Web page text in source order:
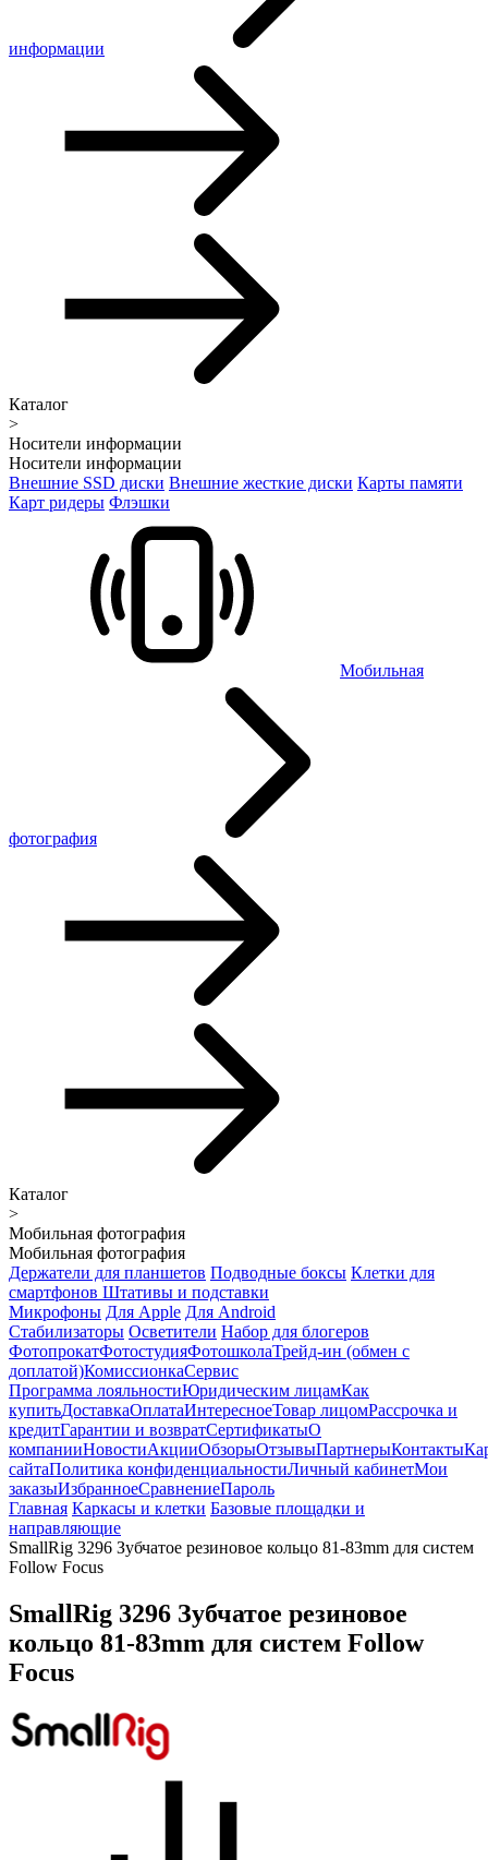
информации
Каталог
>
Носители информации
Носители информации
Внешние SSD диски Внешние жесткие диски Карты памяти
Карт ридеры Флэшки
Мобильная
фотография
Каталог
>
Мобильная фотография
Мобильная фотография
Держатели для планшетов Подводные боксы Клетки для
смартфонов Штативы и подставки
Микрофоны Для Apple Для Android
Стабилизаторы Осветители Набор для блогеров
ФотопрокатФотостудияФотошколаТрейд-ин (обмен с
доплатой)КомиссионкаСервис
Программа лояльностиЮридическим лицамКак
купитьДоставкаОплатаИнтересноеТовар лицомРассрочка и
кредитГарантии и возвратСертификатыО
компанииНовостиАкцииОбзорыОтзывыПартнерыКонтакты
сайтаПолитика конфиденциальностиЛичный кабинетМои
заказыИзбранноеСравнениеПароль
Главная Каркасы и клетки Базовые площадки и
направляющие
SmallRig 3296 Зубчатое резиновое кольцо 81-83mm для систем
Follow Focus
SmallRig 3296 Зубчатое резиновое
кольцо 81-83mm для систем Follow
Focus